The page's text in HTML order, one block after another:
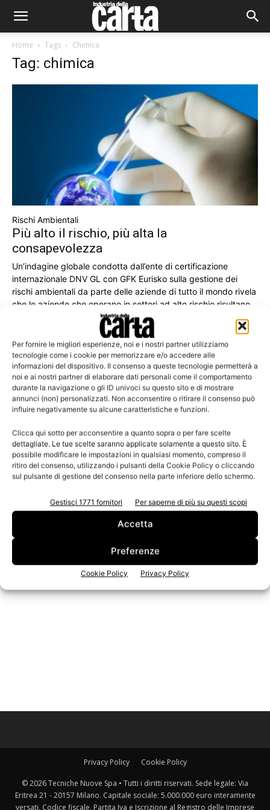
Per fornire le migliori esperienze, noi e i nostri partner utilizziamo
tecnologie come i cookie per memorizzare e/o accedere alle
informazioni del dispositivo. Il consenso a queste tecnologie permetterà a
noi e ai nostri partner di elaborare dati personali come il comportamento
durante la navigazione o gli ID univoci su questo sito e di mostrare
annunci (non) personalizzati. Non acconsentire o ritirare il consenso può
influire negativamente su alcune caratteristiche e funzioni.
Clicca qui sotto per acconsentire a quanto sopra o per fare scelte
dettagliate. Le tue scelte saranno applicate solamente a questo sito. È
possibile modificare le impostazioni in qualsiasi momento, compreso il
ritiro del consenso, utilizzando i pulsanti della Cookie Policy o cliccando
sul pulsante di gestione del consenso nella parte inferiore dello schermo.
Gestisci 1771 fornitori Per saperne di più su questi scopi
Accetta
Preferenze
Cookie Policy Privacy Policy
Home Tags Chimica
Tag: chimica
Rischi Ambientali
Più alto il rischio, più alta la
consapevolezza
Un’indagine globale condotta dall’ente di certificazione
internazionale DNV GL con GFK Eurisko sulla gestione dei
rischi ambientali da parte delle aziende di tutto il mondo rivela
che le aziende che operano in settori ad alto rischio risultano
essere le più attente. Fra queste, le industrie chimiche
mostrano il maggior impegno.
Leggi la rivista
n.2 - Aprile 2026
Edicola Web
Iscriviti alla newsletter
Privacy Policy Cookie Policy
© 2026 Tecniche Nuove Spa • Tutti i diritti riservati. Sede legale: Via
Eritrea 21 - 20157 Milano. Capitale sociale: 5.000.000 euro interamente
versati. Codice fiscale, Partita Iva e Iscrizione al Registro delle Imprese